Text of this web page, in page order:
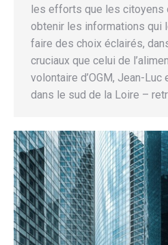
les efforts que les citoyens
obtenir les informations qui
faire des choix éclairés,
cruciaux que celui de
volontaire d’OGM, Jean-
dans le sud de la Loire –